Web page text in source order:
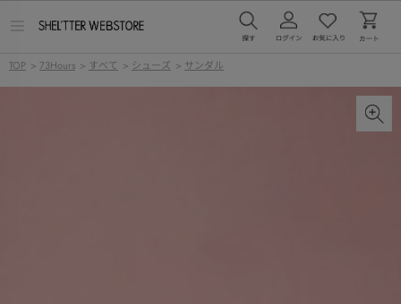
ー
を
TOP > 73Hours > すべて > シューズ > サンダル